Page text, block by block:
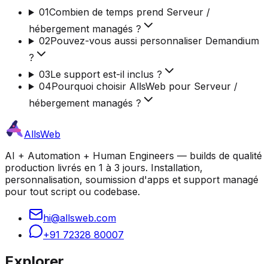
01Combien de temps prend Serveur /
hébergement managés ?
02Pouvez-vous aussi personnaliser Demandium
?
03Le support est-il inclus ?
04Pourquoi choisir AllsWeb pour Serveur /
hébergement managés ?
AllsWeb
AI + Automation + Human Engineers — builds de qualité
production livrés en 1 à 3 jours. Installation,
personnalisation, soumission d'apps et support managé
pour tout script ou codebase.
hi@allsweb.com
+91 72328 80007